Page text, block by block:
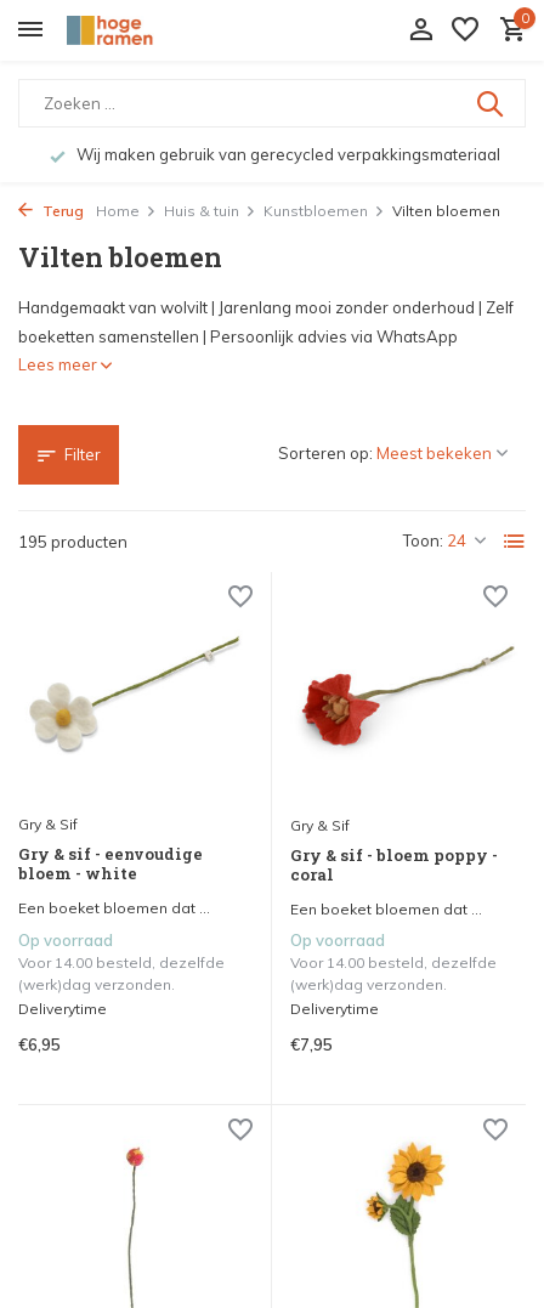
0
Bekijk de producten live in onze winkel in Deventer
Terug Home Huis & tuin Kunstbloemen Vilten bloemen
Vilten bloemen
Handgemaakt van wolvilt | Jarenlang mooi zonder onderhoud | Zelf
boeketten samenstellen | Persoonlijk advies via WhatsApp
Lees meer
Filter
195 producten Toon:
Sorteren op:
Gry & Sif
Gry & sif - eenvoudige
bloem - white
Een boeket bloemen dat ...
Op voorraad
Voor 14.00 besteld, dezelfde
(werk)dag verzonden.
Deliverytime
€6,95
Gry & Sif
Gry & sif - bloem poppy -
coral
Een boeket bloemen dat ...
Op voorraad
Voor 14.00 besteld, dezelfde
(werk)dag verzonden.
Deliverytime
€7,95